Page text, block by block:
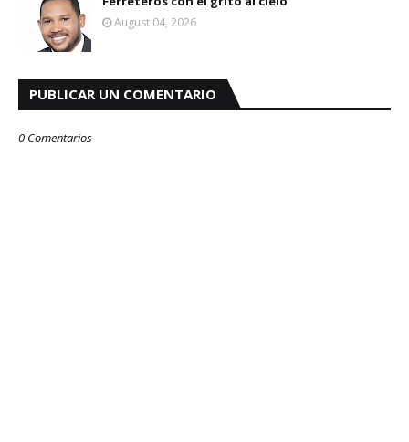
August 04, 2026
PUBLICAR UN COMENTARIO
0 Comentarios